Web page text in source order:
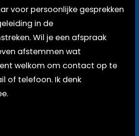
voor persoonlijke gesprekken
in de
Wil je een afspraak
afstemmen wat
welkom om contact op te
of telefoon. Ik denk